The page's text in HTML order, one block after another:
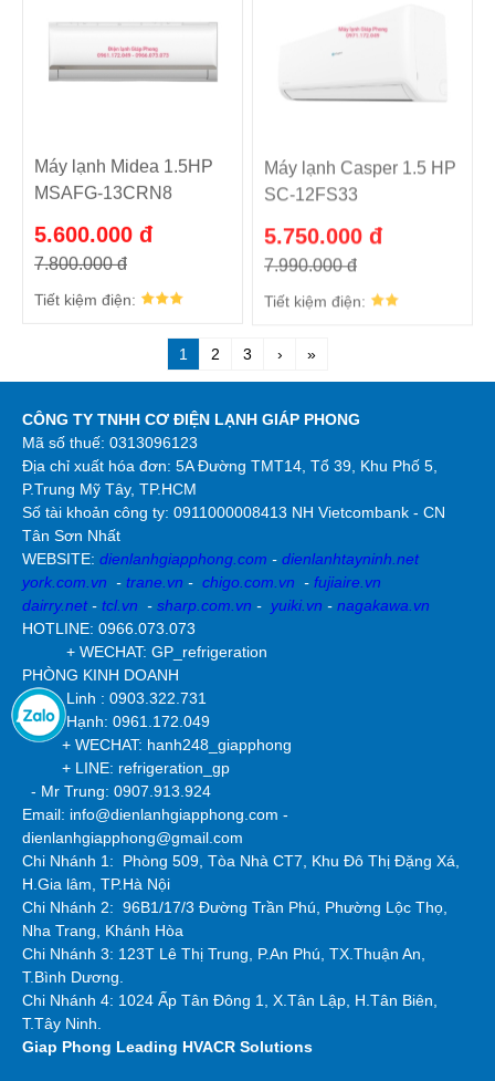
Máy lạnh Midea 1.5HP
MSAFG-13CRN8
5.600.000 đ
7.800.000 đ
Tiết kiệm điện:
Máy lạnh Casper 1.5 HP
SC-12FS33
5.750.000 đ
7.990.000 đ
Tiết kiệm điện:
1 2 3 › »
CÔNG TY TNHH CƠ ĐIỆN LẠNH GIÁP PHONG
Mã số thuế: 0313096123
Địa chỉ xuất hóa đơn: 5A Đường TMT14, Tổ 39, Khu Phố 5,
P.Trung Mỹ Tây, TP.HCM
Số tài khoản công ty: 0911000008413 NH Vietcombank - CN
Tân Sơn Nhất
WEBSITE: dienlanhgiapphong.com - dienlanhtayninh.net
york.com.vn - trane.vn - chigo.com.vn - fujiaire.vn
dairry.net- tcl.vn - sharp.com.vn - yuiki.vn - nagakawa.vn
HOTLINE: 0966.073.073
+ WECHAT: GP_refrigeration
PHÒNG KINH DOANH
- Ms. Linh : 0903.322.731
- Ms. Hạnh: 0961.172.049
+ WECHAT: hanh248_giapphong
+ LINE: refrigeration_gp
- Mr Trung: 0907.913.924
Email: info@dienlanhgiapphong.com -
dienlanhgiapphong@gmail.com
Chi Nhánh 1: Phòng 509, Tòa Nhà CT7, Khu Đô Thị Đặng Xá,
H.Gia lâm, TP.Hà Nội
Chi Nhánh 2: 96B1/17/3 Đường Trần Phú, Phường Lộc Thọ,
Nha Trang, Khánh Hòa
Chi Nhánh 3: 123T Lê Thị Trung, P.An Phú, TX.Thuận An,
T.Bình Dương.
Chi Nhánh 4: 1024 Ấp Tân Đông 1, X.Tân Lập, H.Tân Biên,
T.Tây Ninh.
Giap Phong Leading HVACR Solutions